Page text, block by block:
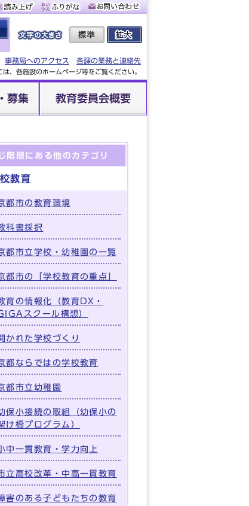
事務局へのアクセス
各課の業務と連絡先
、各施設のホームページ等をご覧ください。
募集 教育委員会概要
階層にある他のカテゴリ
教育
都市の教育環境
科書採択
都市立学校・幼稚園の一覧
都市の「学校教育の重点」
育の情報化（教育DX・
スクール構想）
かれた学校づくり
都ならではの学校教育
都市立幼稚園
保小接続の取組（幼保小の
け橋プログラム）
中一貫教育・学力向上
立高校改革・中高一貫教育
害のある子どもたちの教育